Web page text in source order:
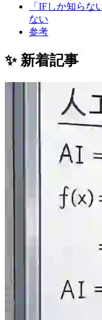
「IFしか知ら
ない
参考
✨ 新着記事